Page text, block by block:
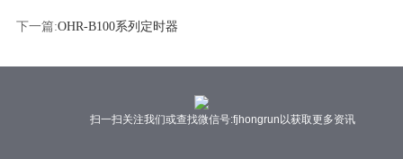
下一篇:OHR-B100系列定时器
扫一扫关注我们或查找微信号:fjhongrun以获取更多资讯